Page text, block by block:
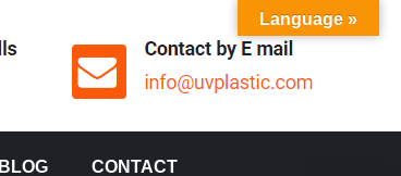
BLOG CONTACT
Language »